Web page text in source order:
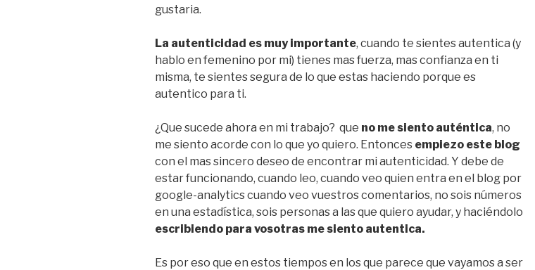
gustaria.
La autenticidad es muy importante, cuando te sientes autentica (y
hablo en femenino por mi) tienes mas fuerza, mas confianza en ti
misma, te sientes segura de lo que estas haciendo porque es
autentico para ti.
¿Que sucede ahora en mi trabajo? que no me siento auténtica, no
me siento acorde con lo que yo quiero. Entonces empiezo este blog
con el mas sincero deseo de encontrar mi autenticidad. Y debe de
estar funcionando, cuando leo, cuando veo quien entra en el blog por
google-analytics cuando veo vuestros comentarios, no sois números
en una estadística, sois personas a las que quiero ayudar, y haciéndolo
escribiendo para vosotras me siento autentica.
Es por eso que en estos tiempos en los que parece que vayamos a ser